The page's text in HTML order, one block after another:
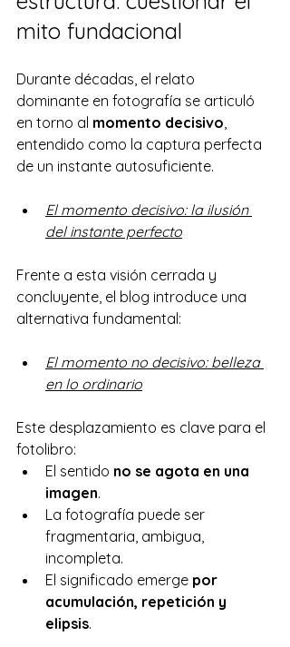
mito fundacional
Durante décadas, el relato
dominante en fotografía se articuló
en torno al momento decisivo,
entendido como la captura perfecta
de un instante autosuficiente.
El momento decisivo: la ilusión
del instante perfecto
Frente a esta visión cerrada y
concluyente, el blog introduce una
alternativa fundamental:
El momento no decisivo: belleza
en lo ordinario
Este desplazamiento es clave para el
fotolibro:
El sentido no se agota en una
imagen.
La fotografía puede ser
fragmentaria, ambigua,
incompleta.
El significado emerge por
acumulación, repetición y
elipsis.